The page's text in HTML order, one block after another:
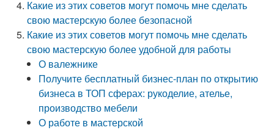
Какие из этих советов могут помочь мне сделать
свою мастерскую более безопасной
Какие из этих советов могут помочь мне сделать
свою мастерскую более удобной для работы
О валежнике
Получите бесплатный бизнес-план по открытию
бизнеса в ТОП сферах: рукоделие, ателье,
производство мебели
О работе в мастерской